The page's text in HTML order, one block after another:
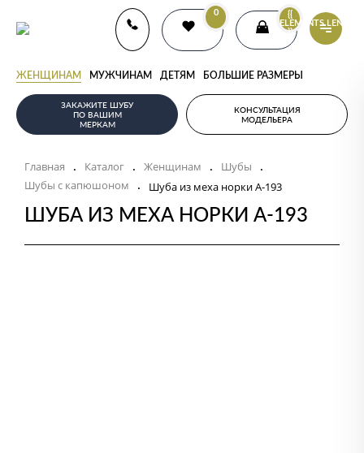
0
{{
ELEMENTS.LENGTH
}}
ЖЕНЩИНАМ МУЖЧИНАМ ДЕТЯМ БОЛЬШИЕ РАЗМЕРЫ
ЗАКАЖИТЕ ШУБУ
ПО ВАШИМ
МЕРКАМ
КОНСУЛЬТАЦИЯ
МОДЕЛЬЕРА
Главная . Каталог . Женщинам . Шубы .
Шубы с капюшоном . Шуба из меха норки А-193
ШУБА ИЗ МЕХА НОРКИ А-193